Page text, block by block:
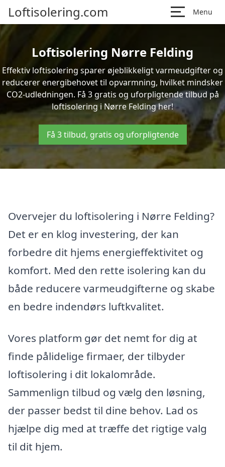
Loftisolering.com Menu
Loftisolering Nørre Felding
Effektiv loftisolering sparer øjeblikkeligt varmeudgifter og
reducerer energibehovet til opvarmning, hvilket mindsker
CO2-udledningen. Få 3 gratis og uforpligtende tilbud på
loftisolering i Nørre Felding her!
Få 3 tilbud, gratis og uforpligtende
Overvejer du loftisolering i Nørre Felding?
Det er en klog investering, der kan
forbedre dit hjems energieffektivitet og
komfort. Med den rette isolering kan du
både reducere varmeudgifterne og skabe
en bedre indendørs luftkvalitet.
Vores platform gør det nemt for dig at
finde pålidelige firmaer, der tilbyder
loftisolering i dit lokalområde.
Sammenlign tilbud og vælg den løsning,
der passer bedst til dine behov. Lad os
hjælpe dig med at træffe det rigtige valg
til dit hjem.